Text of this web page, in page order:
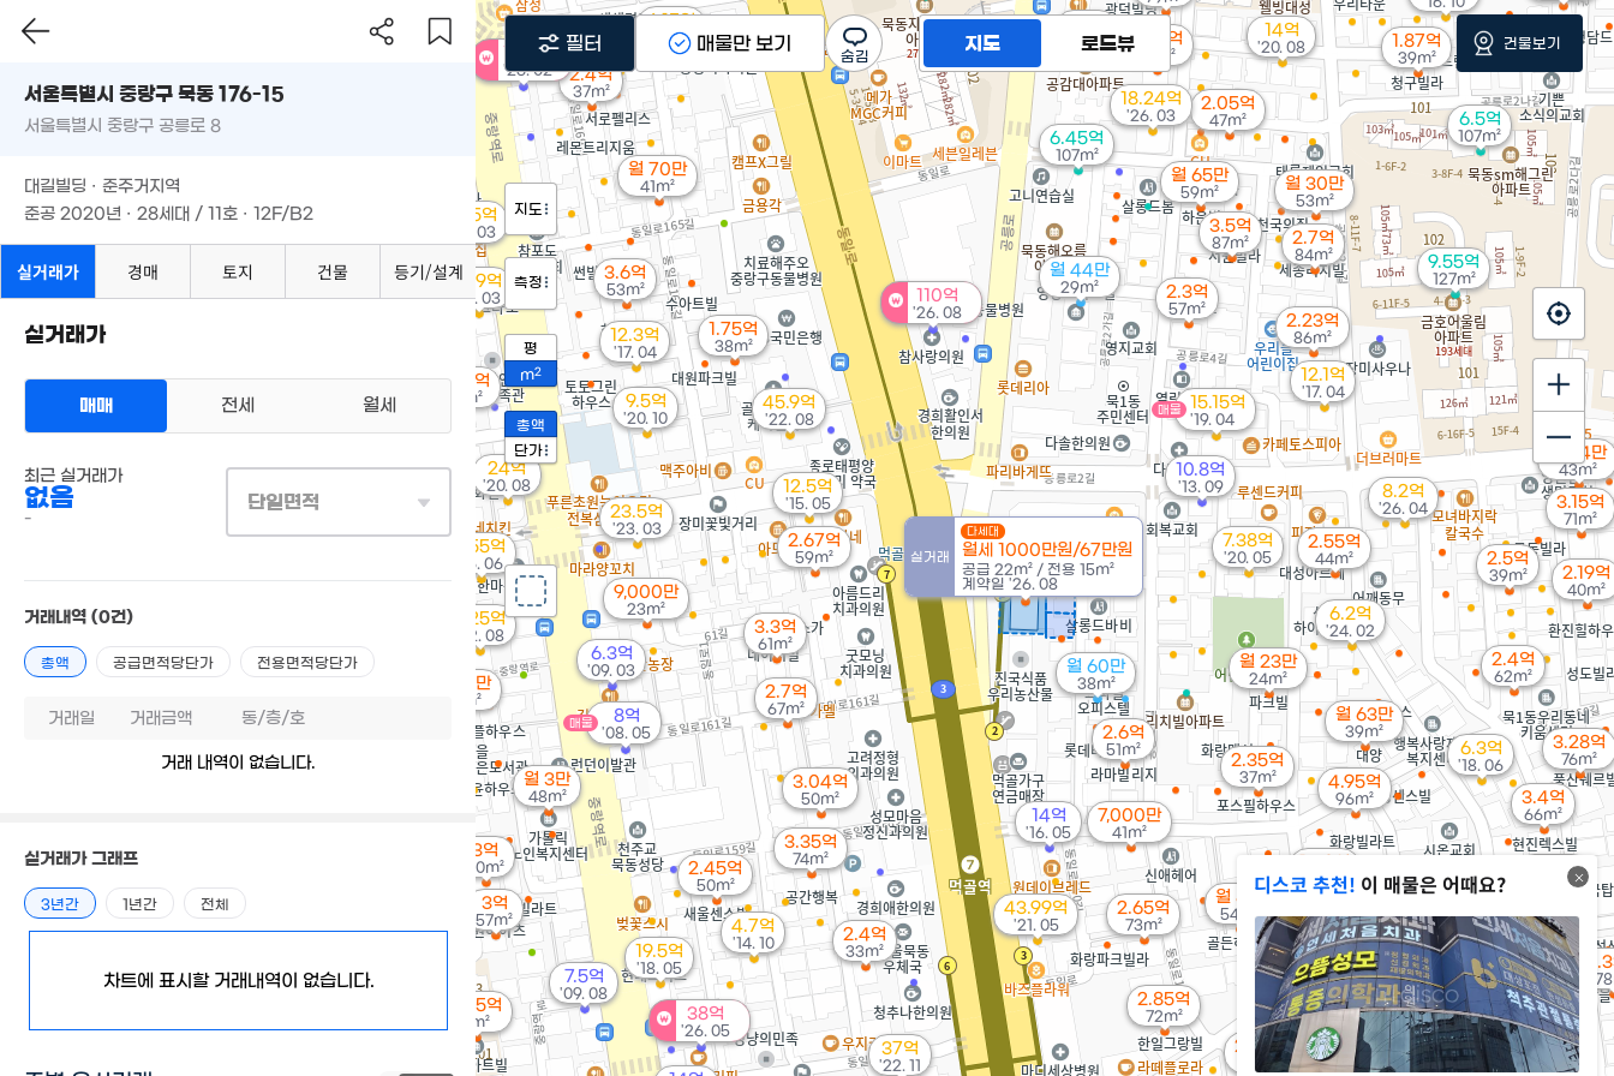
110억
'26. 08
실거래
다세대
월세 1000만원/67만원
공급 22m² / 전용 15m²
계약일 '26. 08
81m²
2.4억
33m²
9.55억
127m²
월 70만
41m²
월 3만
48m²
3.35억
74m²
월 8만
54m²
3.6억
53m²
2.4억
37m²
6.45억
107m²
월 29만
35m²
38억
'26. 05
3.45억
74m²
2.05억
47m²
2.02억
46m²
3.28억
76m²
월 63만
39m²
6.5억
107m²
8.2억
'26. 04
월 44만
29m²
3.2억
71m²
2.6억
51m²
2.25억
34m²
월 60만
38m²
월 23만
24m²
3.4억
66m²
18.24억
'26. 03
7,000만
41m²
13.5억
'26. 02
월 64만
43m²
15.15억
'19. 04
매물
1.75억
38m²
34m²
월 30만
53m²
8억
'08. 05
매물
3.5억
75m²
1.87억
39m²
2.3억
57m²
월 65만
59m²
2.65억
73m²
14.5억
'22. 03
3.15억
71m²
2.45억
45m²
3억
50m²
2.4억
62m²
2.45억
50m²
2.35억
37m²
2.5억
39m²
6.2억
'24. 02
3.3억
93m²
3.5억
87m²
2.55억
44m²
2.23억
86m²
23.5억
'23. 03
37억
'22. 11
3억
57m²
6.25억
'22. 08
45.9억
'22. 08
3.3억
61m²
4.95억
96m²
2.15억
46m²
2.7억
67m²
43.99억
'21. 05
12.9억
'21. 03
3.04억
50m²
9.5억
'20. 10
2.67억
59m²
24억
'20. 08
14억
'20. 08
7.38억
'20. 05
2.85억
72m²
2.19억
40m²
2.7억
84m²
2.78억
79m²
6.15억
'19. 07
4.25억
0m²
6.3억
'18. 06
19.5억
'18. 05
12.3억
'17. 04
12.1억
'17. 04
9,000만
23m²
7.55억
'16. 06
14억
'16. 05
12.5억
'15. 05
4.7억
'14. 10
10.8억
'13. 09
7.5억
'09. 08
6.3억
'09. 03
디스코 추천! 이 매물은 어때요?
지도 로드뷰
지도
측정
평
m2
총액
단가
필터 매물만 보기 건물보기
서울특별시 중랑구 묵동 176-15
서울특별시 중랑구 공릉로 8
대길빌딩 · 준주거지역
준공 2020년 · 28세대 / 11호 · 12F/B2
실거래가 경매 토지 건물 등기/설계
실거래가
매매 전세 월세
최근 실거래가
없음
-
단일면적
거래내역 (0건)
총액 공급면적당단가 전용면적당단가
거래일 거래금액 동/층/호
거래 내역이 없습니다.
실거래가 그래프
3년간 1년간 전체
차트에 표시할 거래내역이 없습니다.